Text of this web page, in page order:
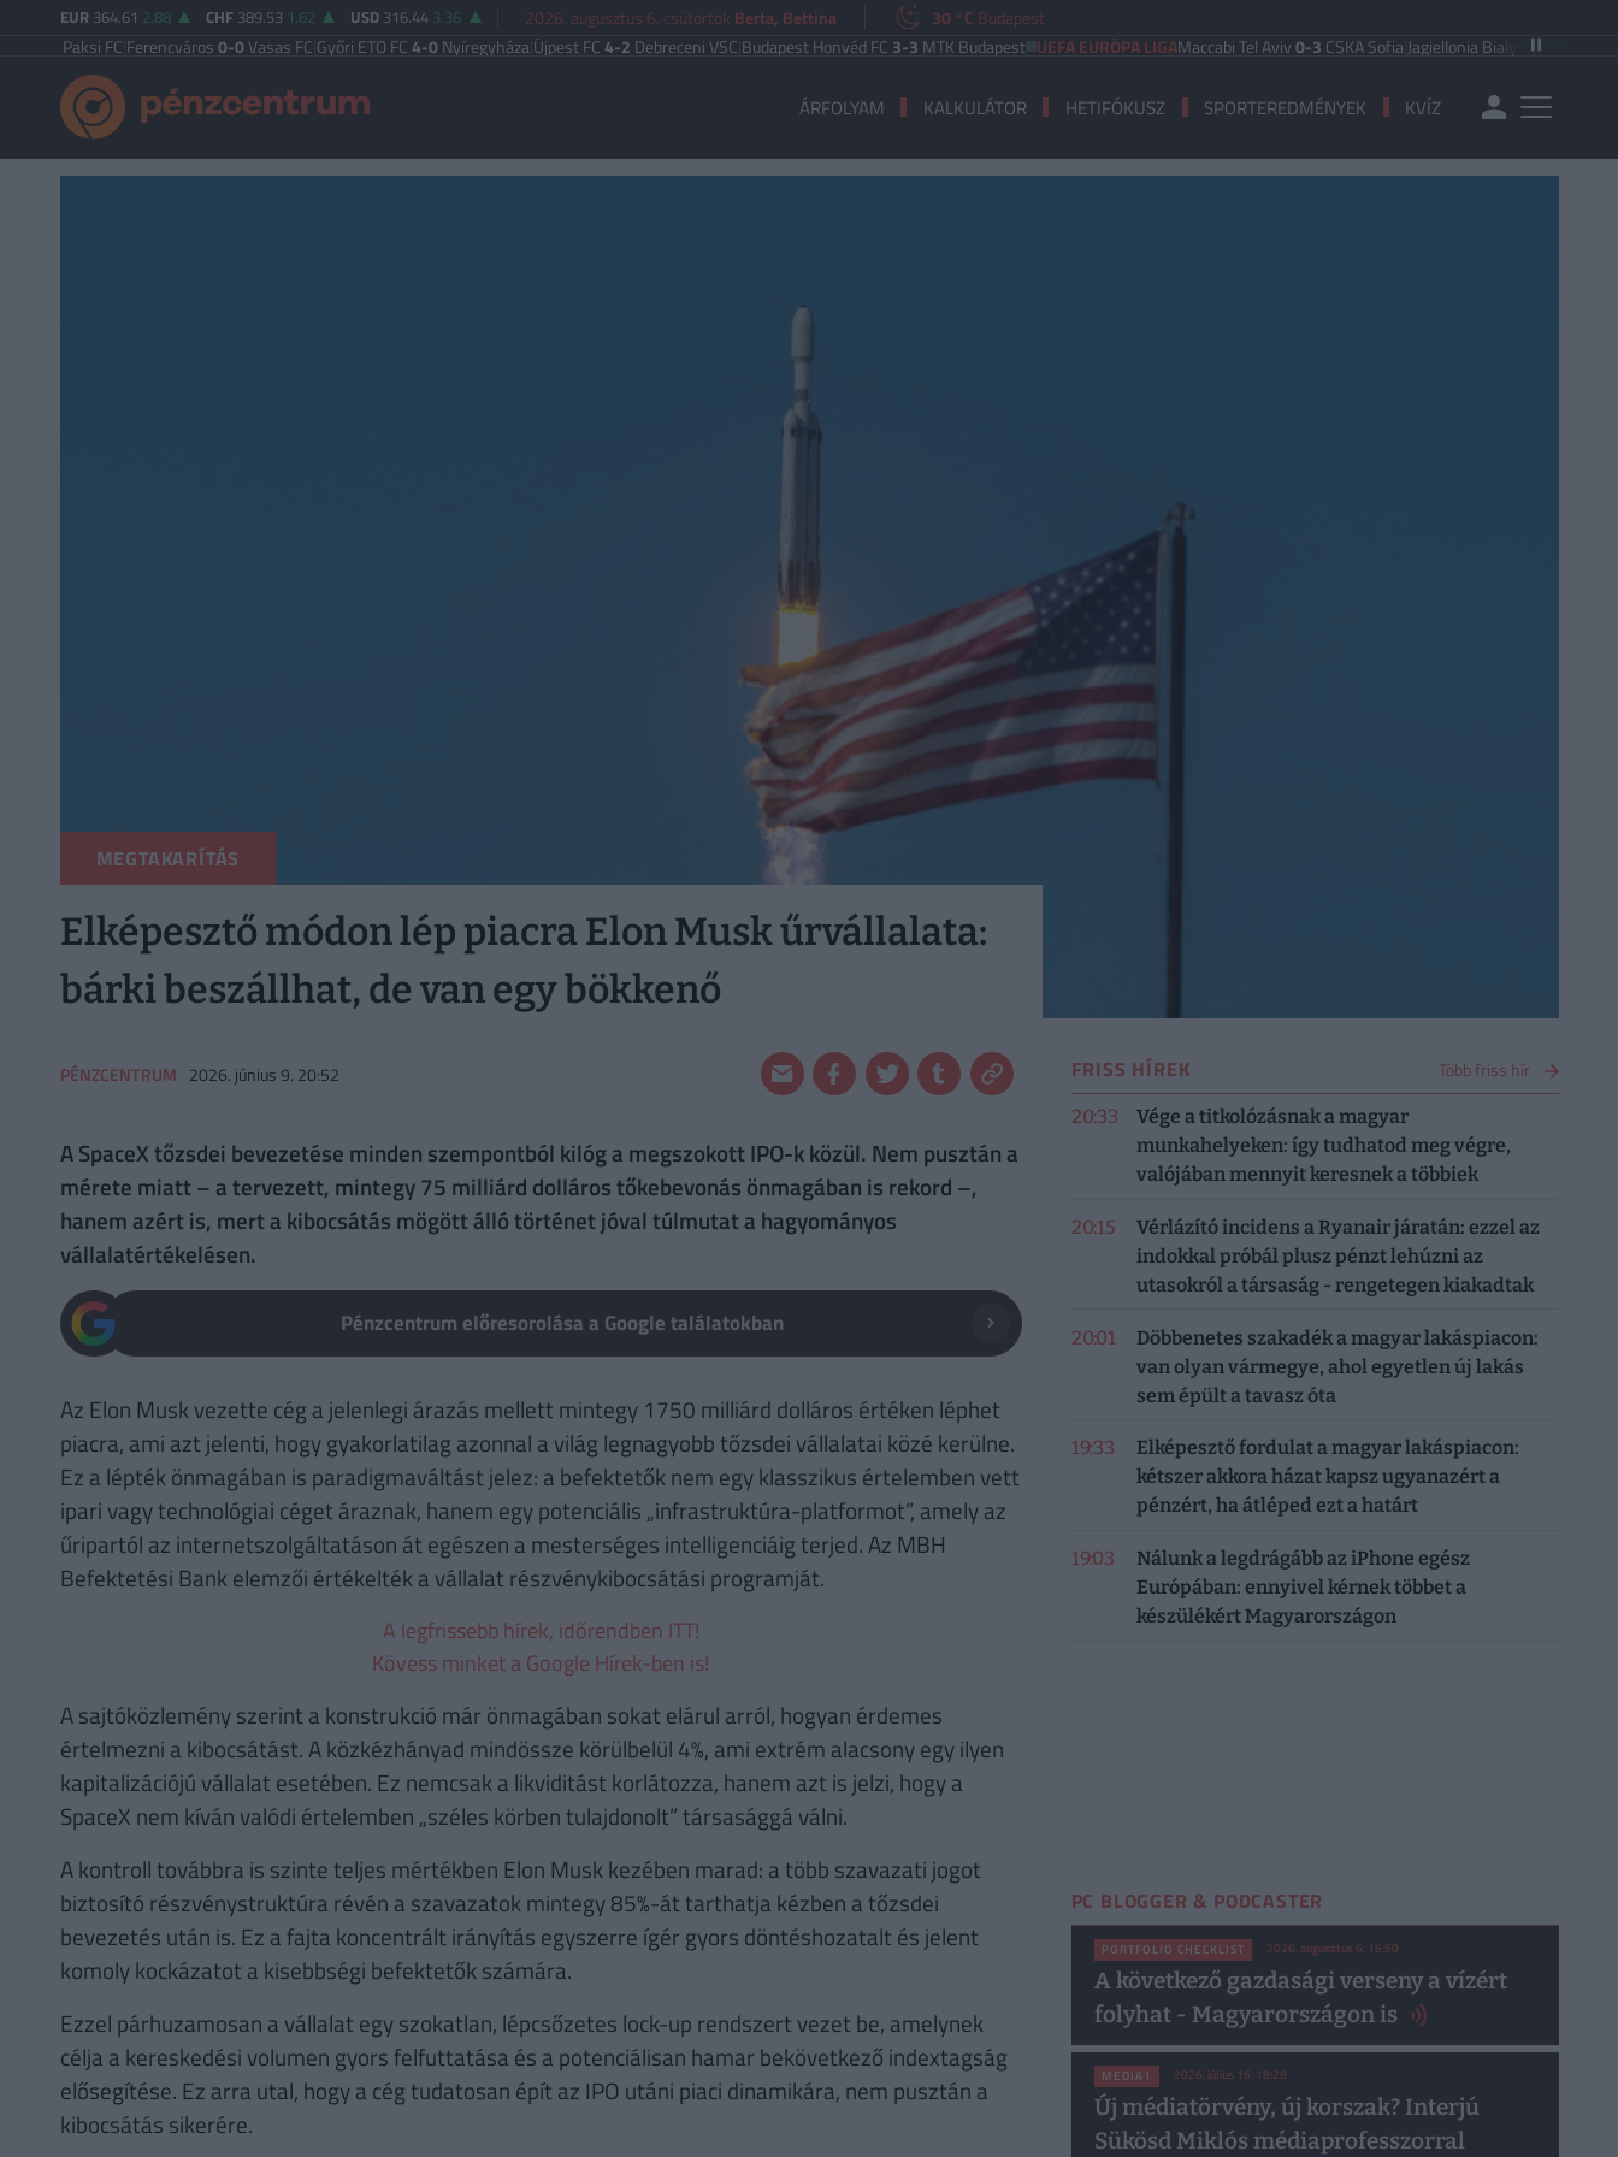
EUR 364.61 2.88 CHF 389.53 1.62 USD 316.44 3.36 2026. augusztus 6. csütörtök Berta, Bettina 30 °C Budapest
Paksi FC|Ferencváros0-0Vasas FC|Győri ETO FC4-0Nyíregyháza|Újpest FC4-2Debreceni VSC|Budapest Honvéd FC3-3MTK Budapest UEFA EURÓPA LIGAMaccabi Tel Aviv0-3CSKA Sofia|Jagiellonia Bialystok 2-1Rangers
ÁRFOLYAM KALKULÁTOR HETIFÓKUSZ SPORTEREDMÉNYEK KVÍZ
MEGTAKARÍTÁS
Elképesztő módon lép piacra Elon Musk űrvállalata:
bárki beszállhat, de van egy bökkenő
PÉNZCENTRUM 2026. június 9. 20:52
A SpaceX tőzsdei bevezetése minden szempontból kilóg a megszokott IPO-k közül. Nem pusztán a
mérete miatt – a tervezett, mintegy 75 milliárd dolláros tőkebevonás önmagában is rekord –,
hanem azért is, mert a kibocsátás mögött álló történet jóval túlmutat a hagyományos
vállalatértékelésen.
Pénzcentrum előresorolása a Google találatokban
Az Elon Musk vezette cég a jelenlegi árazás mellett mintegy 1750 milliárd dolláros értéken léphet
piacra, ami azt jelenti, hogy gyakorlatilag azonnal a világ legnagyobb tőzsdei vállalatai közé kerülne.
Ez a lépték önmagában is paradigmaváltást jelez: a befektetők nem egy klasszikus értelemben vett
ipari vagy technológiai céget áraznak, hanem egy potenciális „infrastruktúra-platformot”, amely az
űripartól az internetszolgáltatáson át egészen a mesterséges intelligenciáig terjed. Az MBH
Befektetési Bank elemzői értékelték a vállalat részvénykibocsátási programját.
A legfrissebb hírek, időrendben ITT!
Kövess minket a Google Hírek-ben is!
A sajtóközlemény szerint a konstrukció már önmagában sokat elárul arról, hogyan érdemes
értelmezni a kibocsátást. A közkézhányad mindössze körülbelül 4%, ami extrém alacsony egy ilyen
kapitalizációjú vállalat esetében. Ez nemcsak a likviditást korlátozza, hanem azt is jelzi, hogy a
SpaceX nem kíván valódi értelemben „széles körben tulajdonolt” társasággá válni.
A kontroll továbbra is szinte teljes mértékben Elon Musk kezében marad: a több szavazati jogot
biztosító részvénystruktúra révén a szavazatok mintegy 85%-át tarthatja kézben a tőzsdei
bevezetés után is. Ez a fajta koncentrált irányítás egyszerre ígér gyors döntéshozatalt és jelent
komoly kockázatot a kisebbségi befektetők számára.
Ezzel párhuzamosan a vállalat egy szokatlan, lépcsőzetes lock-up rendszert vezet be, amelynek
célja a kereskedési volumen gyors felfuttatása és a potenciálisan hamar bekövetkező indextagság
elősegítése. Ez arra utal, hogy a cég tudatosan épít az IPO utáni piaci dinamikára, nem pusztán a
kibocsátás sikerére.
FRISS HÍREK Több friss hír
20:33
Vége a titkolózásnak a magyar
munkahelyeken: így tudhatod meg végre,
valójában mennyit keresnek a többiek
20:15
Vérlázító incidens a Ryanair járatán: ezzel az
indokkal próbál plusz pénzt lehúzni az
utasokról a társaság - rengetegen kiakadtak
20:01
Döbbenetes szakadék a magyar lakáspiacon:
van olyan vármegye, ahol egyetlen új lakás
sem épült a tavasz óta
19:33
Elképesztő fordulat a magyar lakáspiacon:
kétszer akkora házat kapsz ugyanazért a
pénzért, ha átléped ezt a határt
19:03
Nálunk a legdrágább az iPhone egész
Európában: ennyivel kérnek többet a
készülékért Magyarországon
PC BLOGGER & PODCASTER
PORTFOLIO CHECKLIST 2026. augusztus 6. 16:50
A következő gazdasági verseny a vízért
folyhat - Magyarországon is
MEDIA1 2026. július 16. 18:28
Új médiatörvény, új korszak? Interjú
Sükösd Miklós médiaprofesszorral